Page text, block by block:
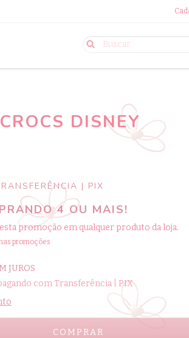
DISNEY
| PIX
4 OU MAIS!
promoção em qualquer produto da loja.
promoções
JUROS
com Transferência | PIX